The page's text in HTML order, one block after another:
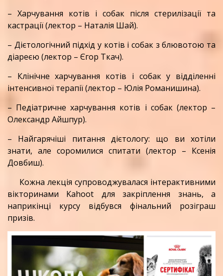
– Харчування котів і собак після стерилізації та
кастрації (лектор – Наталія Шай).
– Дієтологічний підхід у котів і собак з блювотою та
діареєю (лектор – Єгор Ткач).
– Клінічне харчування котів і собак у відділенні
інтенсивної терапії (лектор – Юлія Романишина).
– Педіатричне харчування котів і собак (лектор –
Олександр Айшпур).
– Найгарячіші питання дієтологу: що ви хотіли
знати, але соромилися спитати (лектор – Ксенія
Довбиш).
Кожна лекція супроводжувалася інтерактивними
вікторинами Kahoot для закріплення знань, а
наприкінці курсу відбувся фінальний розіграш
призів.